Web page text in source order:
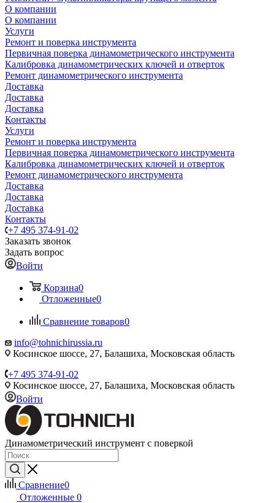
О компании
О компании
Услуги
Ремонт и поверка инструмента
Первичная поверка динамометрического инструмента
Калибровка динамометрических ключей и отверток
Ремонт динамометрического инструмента
Доставка
Доставка
Доставка
Контакты
Услуги
Ремонт и поверка инструмента
Первичная поверка динамометрического инструмента
Калибровка динамометрических ключей и отверток
Ремонт динамометрического инструмента
Доставка
Доставка
Доставка
Контакты
+7 495 374-91-02
Заказать звонок
Задать вопрос
Войти
Корзина0
Отложенные0
Сравнение товаров0
info@tohnichirussia.ru
Косинское шоссе, 27, Балашиха, Московская область
+7 495 374-91-02
Косинское шоссе, 27, Балашиха, Московская область
Войти
Динамометрический инструмент с поверкой
Сравнение0
Отложенные 0